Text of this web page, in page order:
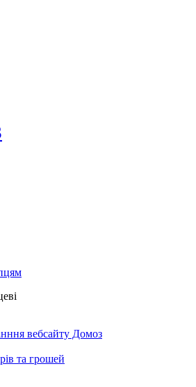
вебсайту Домоз
та грошей